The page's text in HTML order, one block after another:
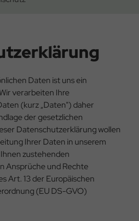
Daten ist uns ein
verarbeiten Ihre
(kurz „Daten") daher
der gesetzlichen
Datenschutzerklärung wollen
Ihrer Daten in unserem
zustehenden
Ansprüche und Rechte
Art. 13 der Europäischen
(EU DS-GVO)